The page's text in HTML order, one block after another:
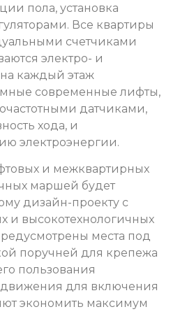
пола, установка
Все квартиры
счетчиками
электро- и
каждый этаж
современные лифты,
датчиками,
хода, и
электроэнергии.
и межквартирных
маршей будет
дизайн-проекту с
и высокотехнологичных
места под
поручней для крепежа
пользования
для включения
экономить максимум